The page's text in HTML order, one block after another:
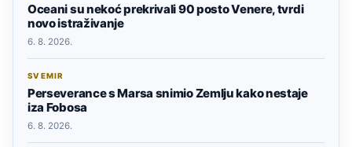
Oceani su nekoć prekrivali 90 posto Venere, tvrdi
novo istraživanje
6. 8. 2026.
SVEMIR
Perseverance s Marsa snimio Zemlju kako nestaje
iza Fobosa
6. 8. 2026.